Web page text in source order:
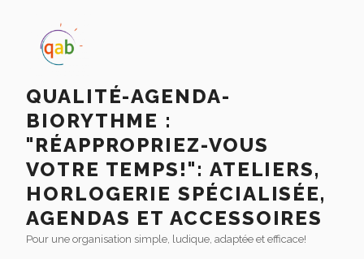
QUALITÉ-AGENDA-
BIORYTHME :
"RÉAPPROPRIEZ-VOUS
VOTRE TEMPS!": ATELIERS,
HORLOGERIE SPÉCIALISÉE,
AGENDAS ET ACCESSOIRES
Pour une organisation simple, ludique, adaptée et efficace!